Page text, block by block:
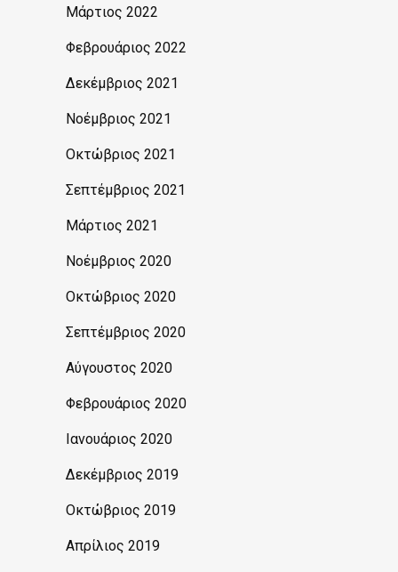
Μάρτιος 2022
Φεβρουάριος 2022
Δεκέμβριος 2021
Νοέμβριος 2021
Οκτώβριος 2021
Σεπτέμβριος 2021
Μάρτιος 2021
Νοέμβριος 2020
Οκτώβριος 2020
Σεπτέμβριος 2020
Αύγουστος 2020
Φεβρουάριος 2020
Ιανουάριος 2020
Δεκέμβριος 2019
Οκτώβριος 2019
Απρίλιος 2019